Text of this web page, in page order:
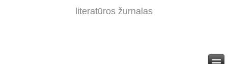
literatūros žurnalas